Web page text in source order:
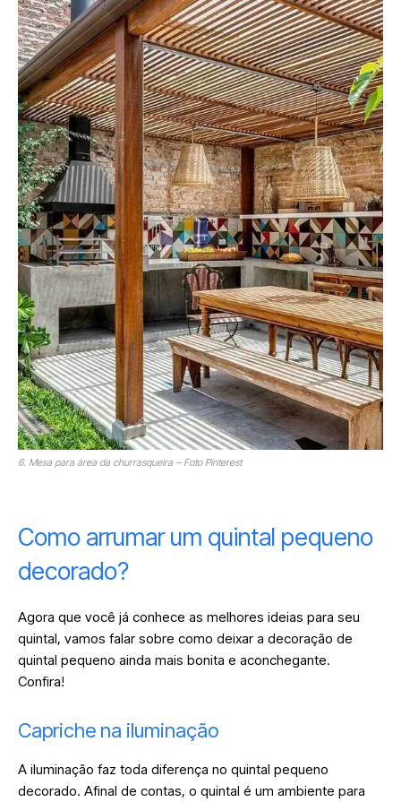
6. Mesa para área da churrasqueira – Foto Pinterest
Como arrumar um quintal pequeno
decorado?
Agora que você já conhece as melhores ideias para seu
quintal, vamos falar sobre como deixar a decoração de
quintal pequeno ainda mais bonita e aconchegante.
Confira!
Capriche na iluminação
A iluminação faz toda diferença no quintal pequeno
decorado. Afinal de contas, o quintal é um ambiente para